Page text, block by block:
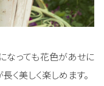
なっても花色があせに
く美しく楽しめます。